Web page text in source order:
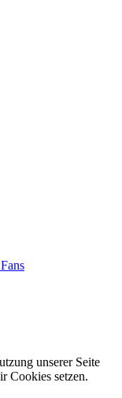
unserer Seite
Cookies setzen.